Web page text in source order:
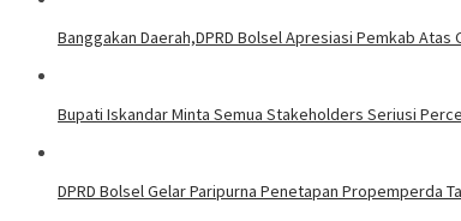
Banggakan Daerah,DPRD Bolsel Apresiasi Pemkab
Bupati Iskandar Minta Semua Stakeholders Seriusi
DPRD Bolsel Gelar Paripurna Penetapan Propemperda